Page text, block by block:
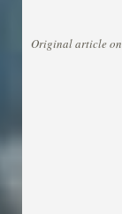
Original article on